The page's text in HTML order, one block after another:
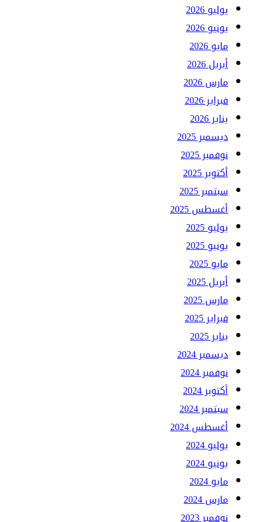
يوليو 2026
يونيو 2026
مايو 2026
أبريل 2026
مارس 2026
فبراير 2026
يناير 2026
ديسمبر 2025
نوفمبر 2025
أكتوبر 2025
سبتمبر 2025
أغسطس 2025
يوليو 2025
يونيو 2025
مايو 2025
أبريل 2025
مارس 2025
فبراير 2025
يناير 2025
ديسمبر 2024
نوفمبر 2024
أكتوبر 2024
سبتمبر 2024
أغسطس 2024
يوليو 2024
يونيو 2024
مايو 2024
مارس 2024
نوفمبر 2023